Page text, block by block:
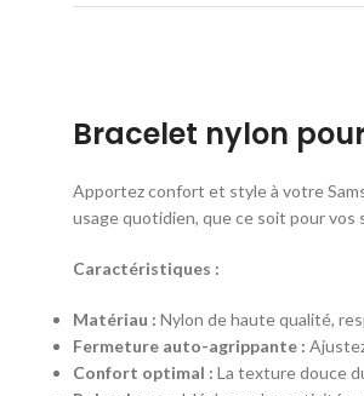
Bracelet nylon
Apportez confort et style à votre
usage quotidien, que ce soit pour vos
Caractéristiques :
Matériau : Nylon de haute qualité,
Fermeture auto-agrippante :
Confort optimal : La texture douce